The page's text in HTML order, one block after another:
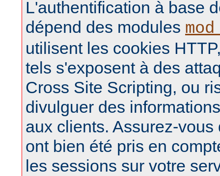
L'authentification à base
dépend des modules
utilisent les cookies
tels s'exposent à des
Cross Site Scripting, ou
divulguer des
aux clients. Assurez-
ont bien été pris en
les sessions sur votre